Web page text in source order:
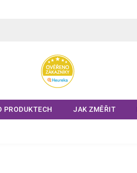
PRODUKTECH JAK ZMĚŘIT